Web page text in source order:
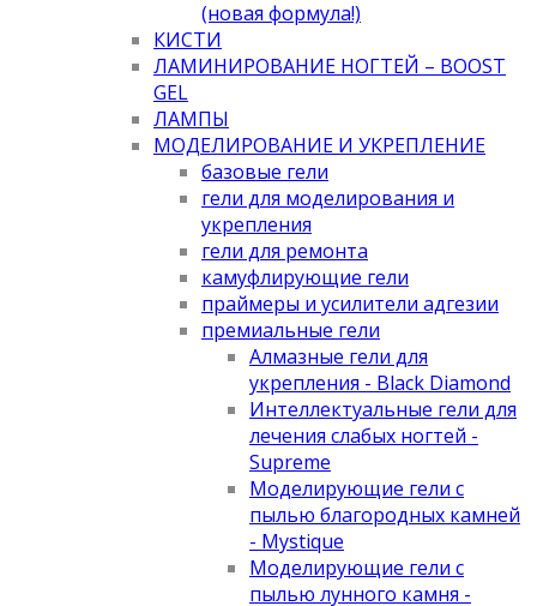
(новая формула!)
КИСТИ
ЛАМИНИРОВАНИЕ НОГТЕЙ – BOOST
GEL
ЛАМПЫ
МОДЕЛИРОВАНИЕ И УКРЕПЛЕНИЕ
базовые гели
гели для моделирования и
укрепления
гели для ремонта
камуфлирующие гели
праймеры и усилители адгезии
премиальные гели
Алмазные гели для
укрепления - Black Diamond
Интеллектуальные гели для
лечения слабых ногтей -
Supreme
Моделирующие гели с
пылью благородных камней
- Mystique
Моделирующие гели с
пылью лунного камня -